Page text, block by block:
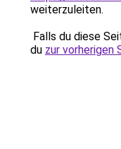
weiterzuleiten.
Falls du diese
du zur vorherigen